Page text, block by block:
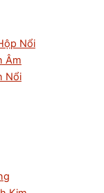
Nổi
Âm
Nổi